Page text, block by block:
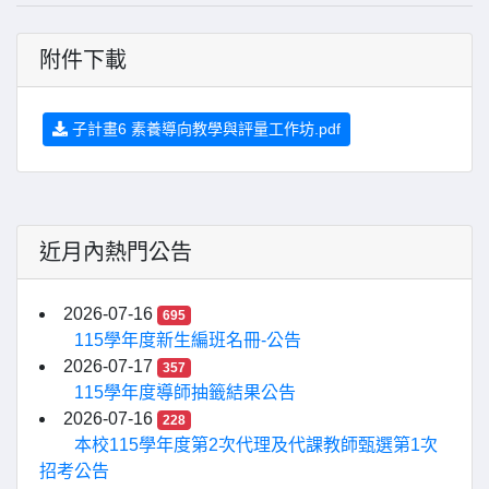
附件下載
子計畫6 素養導向教學與評量工作坊.pdf
近月內熱門公告
2026-07-16 695
115學年度新生編班名冊-公告
2026-07-17
357
115學年度導師抽籤結果公告
2026-07-16
228
本校115學年度第2次代理及代課教師甄選第1次
招考公告